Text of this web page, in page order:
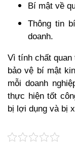
Bí mật về
Thông tin
doanh.
Vì tính chất quan
bảo vệ bí mật
mỗi doanh
thực hiện tốt
bị lợi dụng và bị